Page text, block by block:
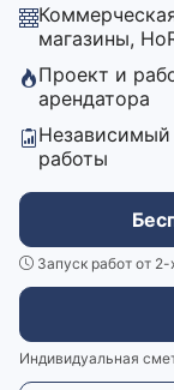
магазины,
Проект и
арендатора
работы
Запуск работ от 2-
Индивидуальная